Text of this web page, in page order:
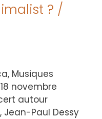
? /
Musiques
novembre
autour
Jean-Paul Dessy